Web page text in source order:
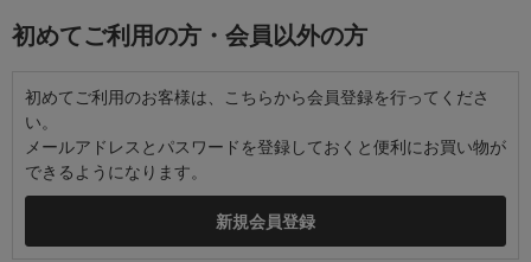
初めてご利用の方・会員以外の方
初めてご利用のお客様は、こちらから会員登録を行ってくださ
い。
メールアドレスとパスワードを登録しておくと便利にお買い物が
できるようになります。